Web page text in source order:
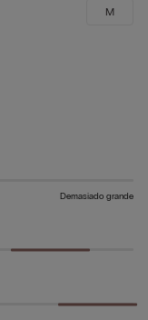
M
Demasiado grande